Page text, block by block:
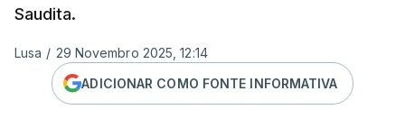
Saudita.
Lusa / 29 Novembro 2025, 12:14
ADICIONAR COMO FONTE INFORMATIVA